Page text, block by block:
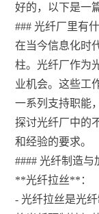
好的，以下是一
### 光纤厂里有
在当今信息化时
柱。光纤厂作为
业机会。这些工
一系列支持职能
探讨光纤厂中的
和经验的要求。
#### 光纤制造与
**光纤拉丝**：
- 光纤拉丝是光